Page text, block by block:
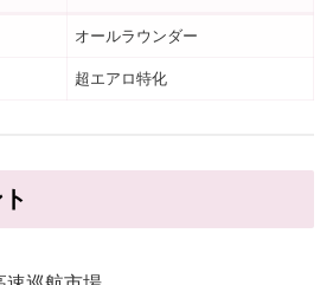
オールラウンダー
超エアロ特化